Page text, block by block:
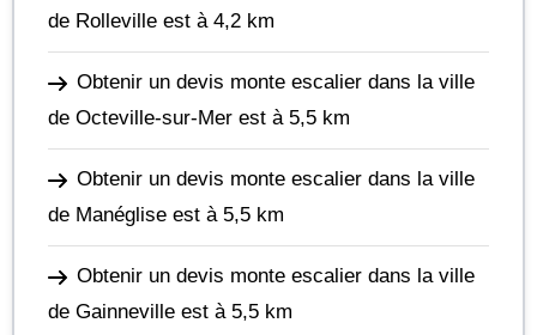
de Rolleville est à 4,2 km
Obtenir un devis monte escalier dans la ville
de Octeville-sur-Mer est à 5,5 km
Obtenir un devis monte escalier dans la ville
de Manéglise est à 5,5 km
Obtenir un devis monte escalier dans la ville
de Gainneville est à 5,5 km